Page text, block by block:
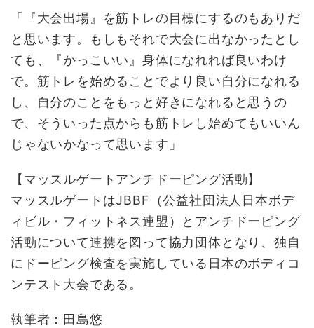
「『大会出場』を筋トレの目標にするのもありだ
と思います。もしもそれで大会に出なかったとし
ても、『かっこいい』身体になれれば良いわけ
で。筋トレを始めることでより良い自分になれる
し、自分のことをもっと好きになれると思うの
で、そういった点からも筋トレし始めてもいいん
じゃないかなって思います」
【マッスルゲートアンチドーピング活動】
マッスルゲートはJBBF（公益社団法人日本ボデ
ィビル・フィットネス連盟）とアンチドーピング
活動について連携を図って協力団体となり、独自
にドーピング検査を実施している日本のボディコ
ンテスト大会である。
執筆者：田島悠